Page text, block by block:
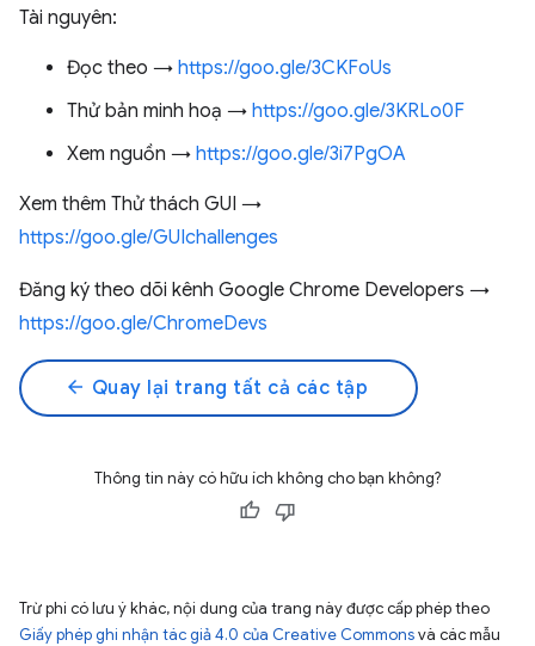
Tài nguyên:
Đọc theo → https://goo.gle/3CKFoUs
Thử bản minh hoạ → https://goo.gle/3KRLo0F
Xem nguồn → https://goo.gle/3i7PgOA
Xem thêm Thử thách GUI →
https://goo.gle/GUIchallenges
Đăng ký theo dõi kênh Google Chrome Developers →
https://goo.gle/ChromeDevs
arrow_back Quay lại trang tất cả các tập
Thông tin này có hữu ích không cho bạn không?
Trừ phi có lưu ý khác, nội dung của trang này được cấp phép theo
Giấy phép ghi nhận tác giả 4.0 của Creative Commonsvà các mẫu